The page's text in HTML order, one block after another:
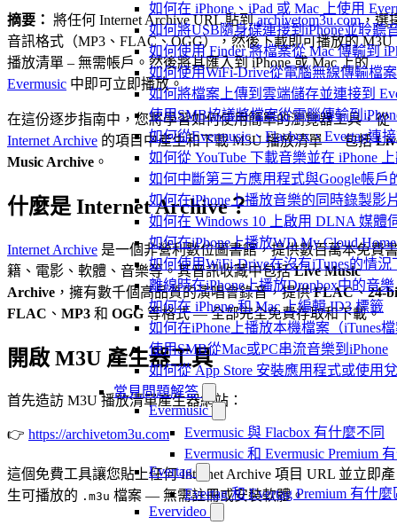
如何在 iPhone、iPad 或 Mac 上使用
如何將USB隨身碟連接到iPhone並聆聽
如何使用 Finder 將檔案從 Mac 傳輸到
如何使用WiFi-Drive從電腦無線傳輸檔案
如何將檔案上傳到雲端儲存並連接到
使用SMB協議將檔案從電腦傳輸到
如何從Evermusic、Flacbox、Evertag連
如何從 YouTube 下載音樂並在 iPhone
如何中斷第三方應用程式與Google帳戶
如何在iPhone上播放音樂的同時錄製影
如何在 Windows 10 上啟用 DLNA 媒體
如何在iPhone上播放WD My Cloud
如何使用WiFi-Drive在沒有iTunes的情
離線時在iPhone上播放Dropbox中的音樂
如何在 iPhone 和 Mac 上編輯 ID3 標籤
如何在iPhone上播放本機檔案（iTunes
使用SMB從Mac或PC串流音樂到iPhone
如何從 App Store 安裝應用程式或使用
常見問題解答
Evermusic
Evermusic 與 Flacbox 有什麼不同
Evermusic 和 Evermusic Premium
Evertag
Evertag 和 Evertag Premium 有什
Evervideo
摘要： 將任何 Internet Archive URL 貼到archivetom3u.com，選
音訊格式（MP3、FLAC、OGG），然後下載即可播放的 M3U
播放清單 – 無需帳戶。然後將其匯入到 iPhone 或 Mac 上的
Evermusic 中即可立即播放。
在這份逐步指南中，您將學習如何使用簡單的瀏覽器工具，從
Internet Archive 的項目中產生和下載 M3U 播放清單 — 包括
Music Archive 。
什麼是 Internet Archive？
Internet Archive 是一個非營利數位圖書館，提供數百萬本免費
籍、電影、軟體、音樂等。其音訊收藏中包括Live Music
Archive ，擁有數千個高品質的演唱會錄音，提供FLAC、24-
FLAC 、 MP3 和 OGG 等格式 — 全部完全免費存取和下載。
開啟 M3U 產生器工具
首先造訪 M3U 播放清單產生器網站：
👉 https://archivetom3u.com
這個免費工具讓您貼上任何 Internet Archive 項目 URL 並立即產
生可播放的 .m3u 檔案 — 無需註冊或安裝軟體。